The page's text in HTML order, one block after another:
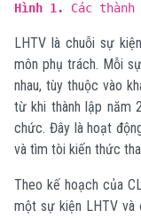
Hình 1. Các
LHTV là chuỗi sự
môn phụ trách. Mỗi
nhau, tùy thuộc vào
từ khi thành lập năm
chức. Đây là hoạt
và tìm tòi kiến thức
Theo kế hoạch của
một sự kiện LHTV